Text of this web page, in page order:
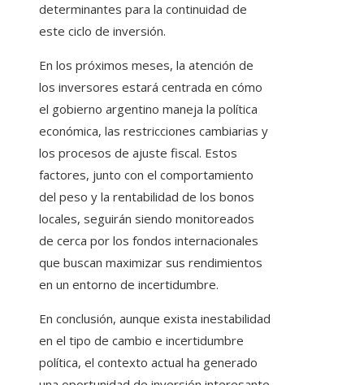
determinantes para la continuidad de
este ciclo de inversión.
En los próximos meses, la atención de
los inversores estará centrada en cómo
el gobierno argentino maneja la política
económica, las restricciones cambiarias y
los procesos de ajuste fiscal. Estos
factores, junto con el comportamiento
del peso y la rentabilidad de los bonos
locales, seguirán siendo monitoreados
de cerca por los fondos internacionales
que buscan maximizar sus rendimientos
en un entorno de incertidumbre.
En conclusión, aunque exista inestabilidad
en el tipo de cambio e incertidumbre
política, el contexto actual ha generado